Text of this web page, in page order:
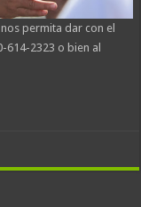
permita dar con el
614-2323 o bien al